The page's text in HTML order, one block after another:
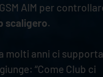
AIM per
scaligero.
molti anni ci
“Come Club ci